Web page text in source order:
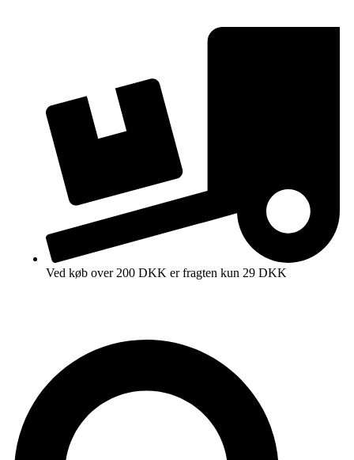
Ved køb over 200 DKK er fragten kun 29 DKK